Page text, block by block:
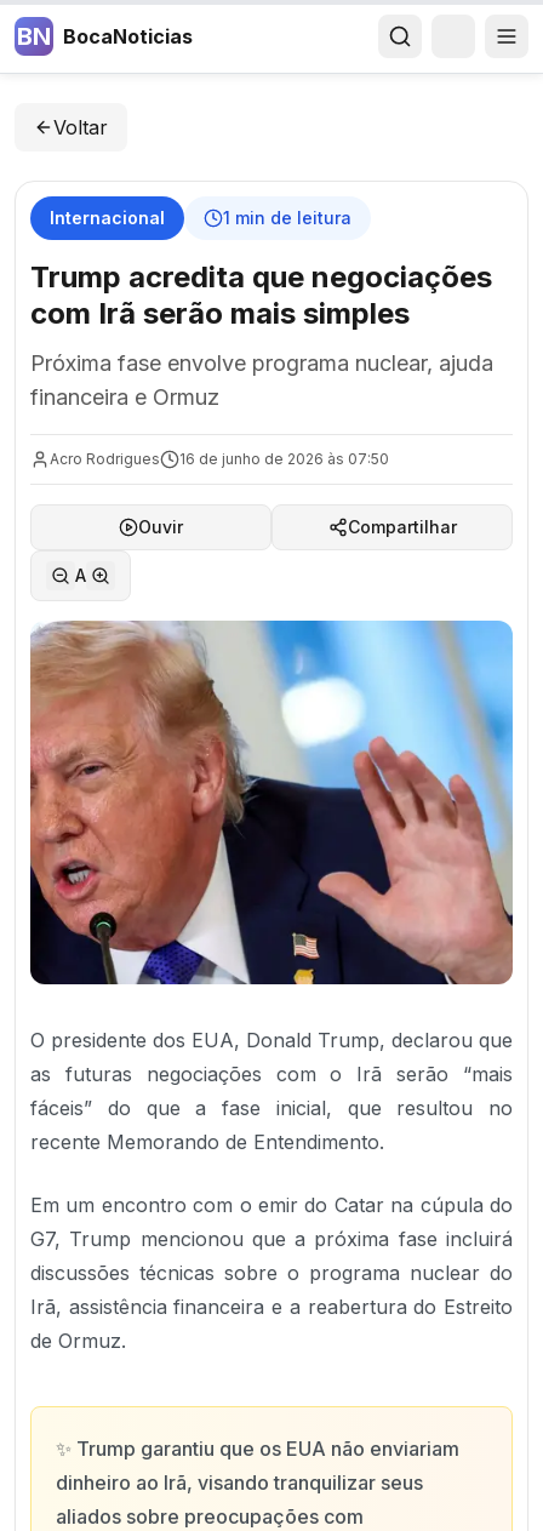
BN BocaNoticias
Voltar
Internacional 1 min de leitura
Trump acredita que negociações
com Irã serão mais simples
Próxima fase envolve programa nuclear, ajuda
financeira e Ormuz
Acro Rodrigues 16 de junho de 2026 às 07:50
Ouvir Compartilhar
A
O presidente dos EUA, Donald Trump, declarou que
as futuras negociações com o Irã serão “mais
fáceis” do que a fase inicial, que resultou no
recente Memorando de Entendimento.
Em um encontro com o emir do Catar na cúpula do
G7, Trump mencionou que a próxima fase incluirá
discussões técnicas sobre o programa nuclear do
Irã, assistência financeira e a reabertura do Estreito
de Ormuz.
✨ Trump garantiu que os EUA não enviariam
dinheiro ao Irã, visando tranquilizar seus
aliados sobre preocupações com